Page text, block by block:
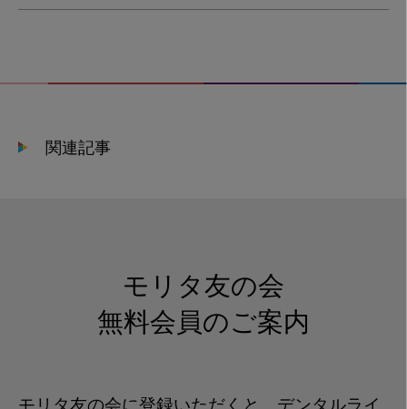
関連記事
モリタ友の会
無料会員のご案内